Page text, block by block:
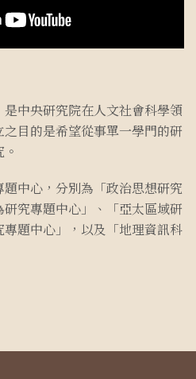
是中央研究院在人文社會科學領
目的是希望從事單一學門的研
中心，分別為「政治思想研究
究專題中心」、「亞太區域研
題中心」，以及「地理資訊科